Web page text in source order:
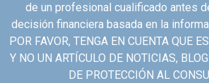
de un profesional cualificado antes
decisión financiera basada en la
POR FAVOR, TENGA EN CUENTA QUE
Y NO UN ARTÍCULO DE NOTICIAS,
DE PROTECCIÓN AL